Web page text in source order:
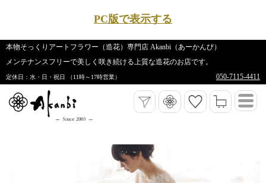
PC版で表示する
本物そっくりアートフラワー（造花）専門店 Akanbi（あーかんび）
メンテナンスフリーで美しく咲き続ける上質な造花のお店です。
定休日：水・日・祝日 （11時～17時営業） 050-7115-4411